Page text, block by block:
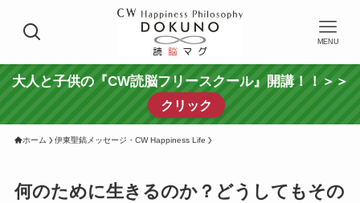
MENU
大人と子供の『CW読脳フリースクール』開講！！＞＞
クリック
ホーム 伊東聖鎬メッセージ・CW Happiness Life
何のために生きるのか？どうしてもその